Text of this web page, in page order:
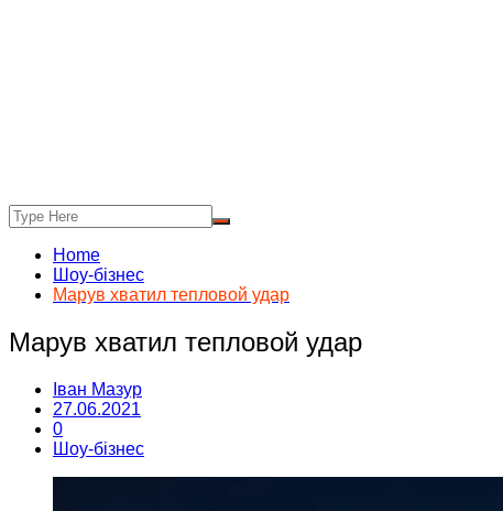
Home
Шоу-бізнес
Марув хватил тепловой удар
Марув хватил тепловой удар
Іван Мазур
27.06.2021
0
Шоу-бізнес